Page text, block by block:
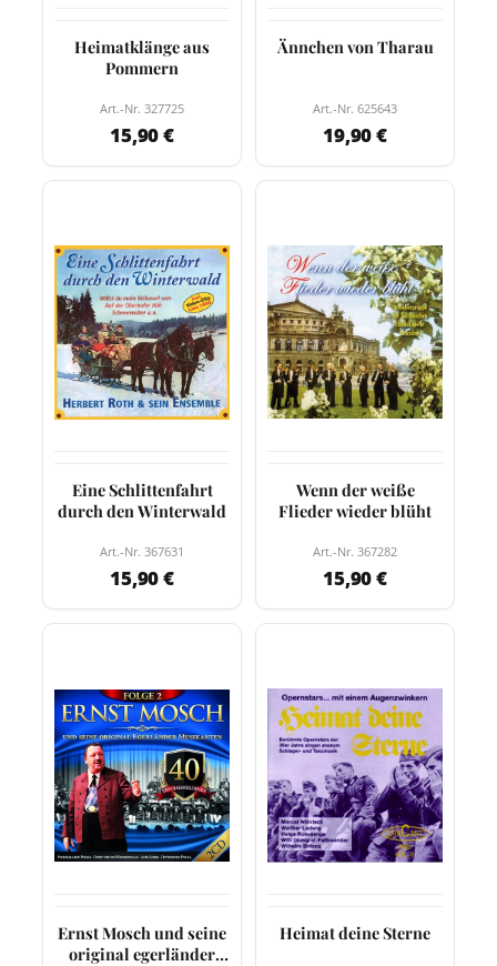
Heimatklänge aus
Pommern
Art.-Nr. 327725
15,90 €
Ännchen von Tharau
Art.-Nr. 625643
19,90 €
Eine Schlittenfahrt
durch den Winterwald
Art.-Nr. 367631
15,90 €
Wenn der weiße
Flieder wieder blüht
Art.-Nr. 367282
15,90 €
Ernst Mosch und seine
original egerländer
Heimat deine Sterne